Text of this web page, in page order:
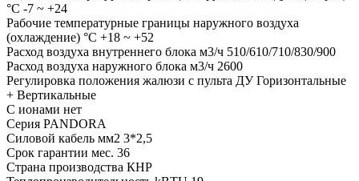
°C -7 ~ +24
Рабочие температурные границы наружного воздуха
(охлаждение) °C +18 ~ +52
Расход воздуха внутреннего блока м3/ч 510/610/710/830/900
Расход воздуха наружного блока м3/ч 2600
Регулировка положения жалюзи с пульта ДУ Горизонтальные
+ Вертикальные
С ионами нет
Серия PANDORA
Силовой кабель мм2 3*2,5
Срок гарантии мес. 36
Страна производства КНР